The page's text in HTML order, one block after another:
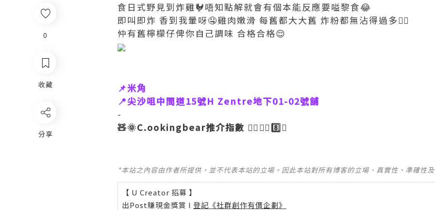
0
收藏
分享
食日式野見到炸雞🐓唔知點解就會有個本能反應要嗌黎食😂
即叫即炸 香到我暈呀🤤雞肉嫩滑 每舊都大大舊 炸粉都無沾得過多👍🏼
仲有舊檸檬仔俾你自己調味 合格合格😌
📌米角
📍尖沙咀中間道15號H Zentre地下01-02號舖
-
🧸🌞C.ookingbear推介指數 👉🏼👉🏼8️⃣🌟
*本站之內容由作者所提供，並不代表本站的立場。因此本站對所有博客的立場、真實性、準確性
【 U Creator 招募 】
出Post賺現金獎賞 l 登記《社群創作有價企劃》